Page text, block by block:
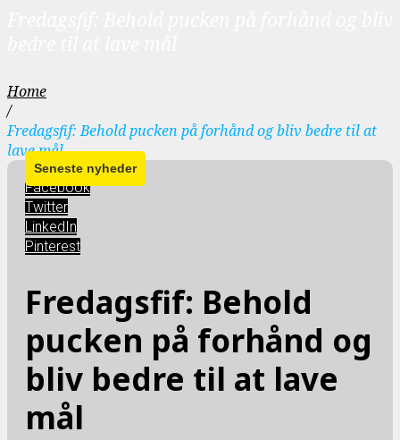
Home
/
Fredagsfif: Behold pucken på forhånd og bliv bedre til at
lave mål
Facebook
Twitter
LinkedIn
Pinterest
Fredagsfif: Behold
pucken på forhånd og
bliv bedre til at lave
mål